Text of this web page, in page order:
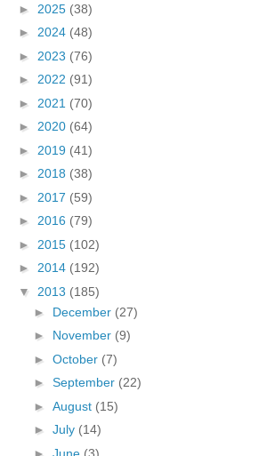
► 2025 (38)
► 2024 (48)
► 2023 (76)
► 2022 (91)
► 2021 (70)
► 2020 (64)
► 2019 (41)
► 2018 (38)
► 2017 (59)
► 2016 (79)
► 2015 (102)
► 2014 (192)
▼ 2013 (185)
► December (27)
► November (9)
► October (7)
► September (22)
► August (15)
► July (14)
► June (3)